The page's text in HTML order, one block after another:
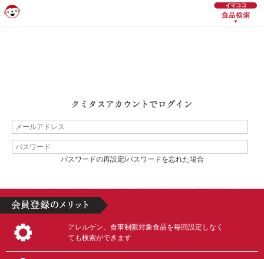
パスワードの再設定/パスワードを忘れた場合
アレルゲン、食事制限対象食品を毎回設定しなく
ても検索ができます